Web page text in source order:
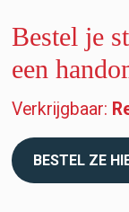
Bestel je
een
Verkrijgbaar:
BESTEL ZE